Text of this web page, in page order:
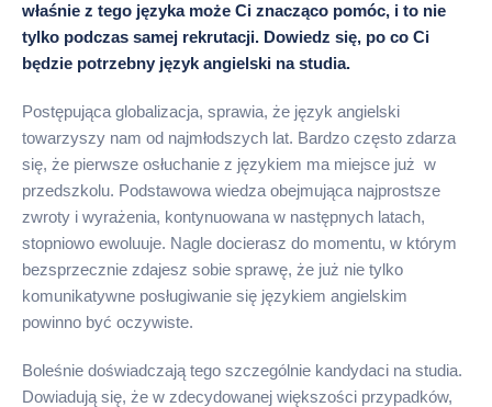
właśnie z tego języka może Ci znacząco pomóc, i to nie
tylko podczas samej rekrutacji. Dowiedz się, po co Ci
będzie potrzebny język angielski na studia.
Postępująca globalizacja, sprawia, że język angielski
towarzyszy nam od najmłodszych lat. Bardzo często zdarza
się, że pierwsze osłuchanie z językiem ma miejsce już w
przedszkolu. Podstawowa wiedza obejmująca najprostsze
zwroty i wyrażenia, kontynuowana w następnych latach,
stopniowo ewoluuje. Nagle docierasz do momentu, w którym
bezsprzecznie zdajesz sobie sprawę, że już nie tylko
komunikatywne posługiwanie się językiem angielskim
powinno być oczywiste.
Boleśnie doświadczają tego szczególnie kandydaci na studia.
Dowiadują się, że w zdecydowanej większości przypadków,